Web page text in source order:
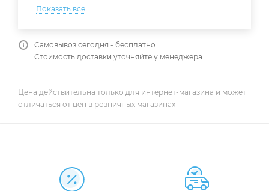
Показать все
Самовывоз сегодня - бесплатно
Стоимость доставки уточняйте у менеджера
Цена действительна только для интернет-магазина и может
отличаться от цен в розничных магазинах